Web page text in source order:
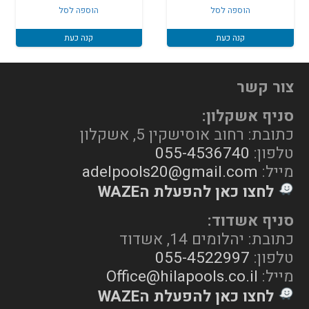
היה:
₪1,090.
₪500.
הוספה לסל
קנה כעת
היה:
₪3,650.
₪3,099.
הוספה לסל
קנה כעת
צור קשר
סניף אשקלון:
כתובת: רחוב אוסישקין 5, אשקלון
טלפון: 055-4536740
מייל: adelpools20@gmail.com
לחצו כאן להפעלת הWAZE
סניף אשדוד:
כתובת: יהלומים 14, אשדוד
טלפון: 055-4522997
מייל: Office@hilapools.co.il
לחצו כאן להפעלת הWAZE